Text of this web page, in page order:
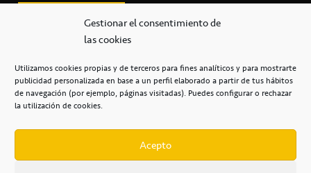
Gestionar el consentimiento de
las cookies
Utilizamos cookies propias y de terceros para fines analíticos y para mostrarte
publicidad personalizada en base a un perfil elaborado a partir de tus hábitos
de navegación (por ejemplo, páginas visitadas). Puedes configurar o rechazar
la utilización de cookies.
Acepto
secretaria@cbcanarias.es
+34 922 253 684
Casa del Deporte / 38108 – La Laguna